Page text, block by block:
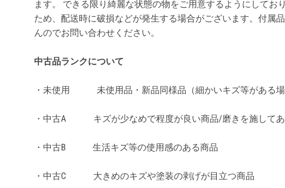
ます。 できる限り綺麗な状態の物をご用意するようにしてお
ため、配送時に破損などが発生する場合がございます。付属
んのでお問い合わせください。
中古品ランクについて
・未使用 未使用品・新品同様品（細かいキズ等がある場
・中古A キズが少なめで程度が良い商品/磨きを施してあ
・中古B 生活キズ等の使用感のある商品
・中古C 大きめのキズや塗装の剥げが目立つ商品